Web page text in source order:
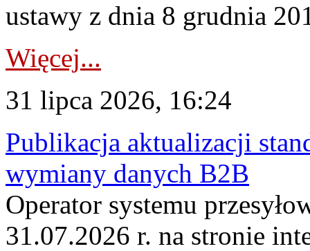
ustawy z dnia 8 grudnia
Więcej...
31 lipca 2026, 16:24
Publikacja aktualizacji
wymiany danych B2B
Operator systemu
31.07.2026 r. na stronie